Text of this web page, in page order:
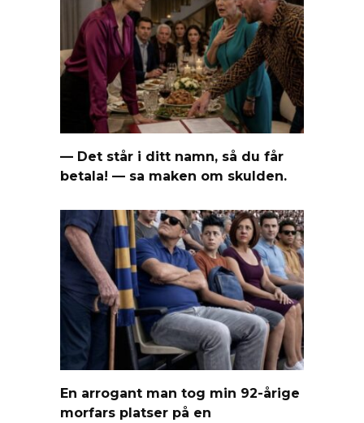
— Det står i ditt namn, så du får
betala! — sa maken om skulden.
En arrogant man tog min 92-årige
morfars platser på en